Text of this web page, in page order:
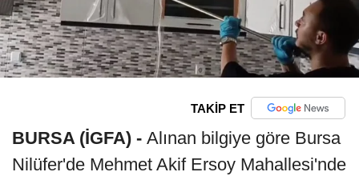
TAKİP ET
BURSA (İGFA) - Alınan bilgiye göre Bursa
Nilüfer'de Mehmet Akif Ersoy Mahallesi'nde